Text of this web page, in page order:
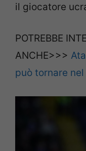
il giocatore
POTREBBE
ANCHE>>>
può tornare